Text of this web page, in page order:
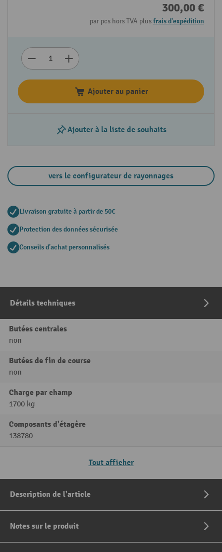
300,00 €
par pcs hors TVA plusfrais d'expédition
Ajouter au panier
Ajouter à la liste de souhaits
vers le configurateur de rayonnages
Livraison gratuite à partir de 50€
Protection des données sécurisée
Conseils d'achat personnalisés
Détails techniques
Butées centrales
non
Butées de fin de course
non
Charge par champ
1700 kg
Composants d'étagère
138780
Tout afficher
Description de l'article
Notes sur le produit